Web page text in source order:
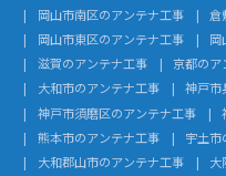
岡山市南区のアンテナ工事
倉
岡山市東区のアンテナ工事
岡
滋賀のアンテナ工事
京都のア
大和市のアンテナ工事
神戸市
神戸市須磨区のアンテナ工事
熊本市のアンテナ工事
宇土市
大和郡山市のアンテナ工事
大